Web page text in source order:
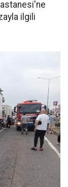
ilgili